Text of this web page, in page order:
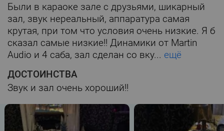
Были в караоке зале с друзьями, шикарный
зал, звук нереальный, аппаратура самая
крутая, при том что условия очень низкие. Я б
сказал самые низкие!! Динамики от Martin
Audio и 4 саба, зал сделан со вку... ещё
ДОСТОИНСТВА
Звук и зал очень хороший!!